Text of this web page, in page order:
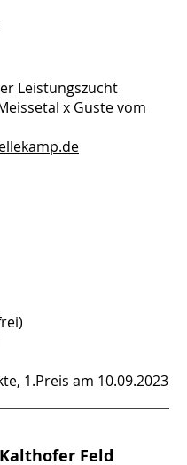
Leistungszucht
x Guste vom
1.Preis am 10.09.2023
Feld